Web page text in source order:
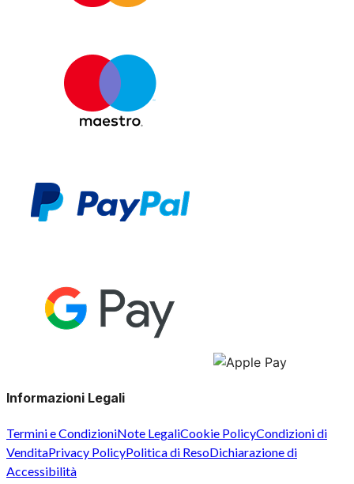
Informazioni Legali
Termini e CondizioniNote LegaliCookie PolicyCondizioni di
VenditaPrivacy PolicyPolitica di ResoDichiarazione di
Accessibilità